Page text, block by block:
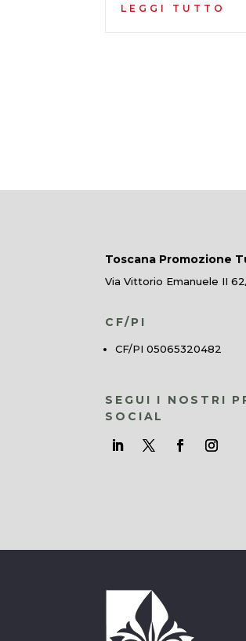
LEGGI TUTTO
Toscana Promozione
Via Vittorio Emanuele II
CF/PI
CF/PI 05065320482
SEGUI I NOSTRI
SOCIAL